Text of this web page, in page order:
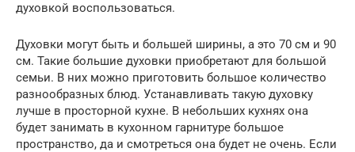
духовкой воспользоваться.
Духовки могут быть и большей ширины, а это 70 см и 90
см. Такие большие духовки приобретают для большой
семьи. В них можно приготовить большое количество
разнообразных блюд. Устанавливать такую духовку
лучше в просторной кухне. В небольших кухнях она
будет занимать в кухонном гарнитуре большое
пространство, да и смотреться она будет не очень. Если